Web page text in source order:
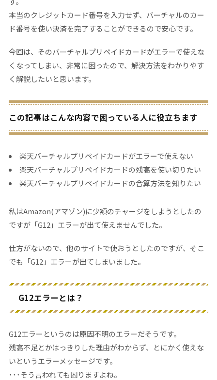
本当のクレジットカード番号を入力せず、バーチャルのカー
ド番号を使い決済を完了することができるので安心です。
今回は、そのバーチャルプリペイドカードがエラーで使えな
くなってしまい、非常に困ったので、解決方法をわかりやす
く解説したいと思います。
この記事はこんな内容で困っている人に役立ちます
楽天バーチャルプリペイドカードがエラーで使えない
楽天バーチャルプリペイドカードの残高を使い切りたい
楽天バーチャルプリペイドカードの合算方法を知りたい
私はAmazon(アマゾン)に少額のチャージをしようとしたの
ですが「G12」エラーが出て使えませんでした。
仕方がないので、他のサイトで使おうとしたのですが、そこ
でも「G12」エラーが出てしまいました。
G12エラーとは？
G12エラーというのは原因不明のエラーだそうです。
残高不足とかはっきりした理由がわからず、とにかく使えな
いというエラーメッセージです。
･･･そう言われても困りますよね。